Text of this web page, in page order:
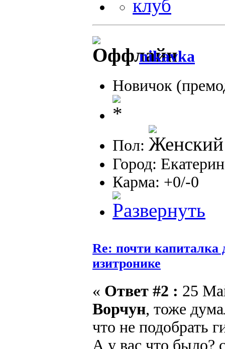
nikavka
Новичок
Пол:
Город:
Карма: +0/-0
Re: почти капиталка
изитронике
« Ответ #2 : 25
Ворчун, тоже
что не подобрать
А у вас что было?